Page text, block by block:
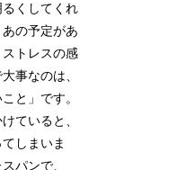
くしてくれ
の予定があ
トレスの感
事なのは、
と」です。
ていると、
しまいま
パンで、